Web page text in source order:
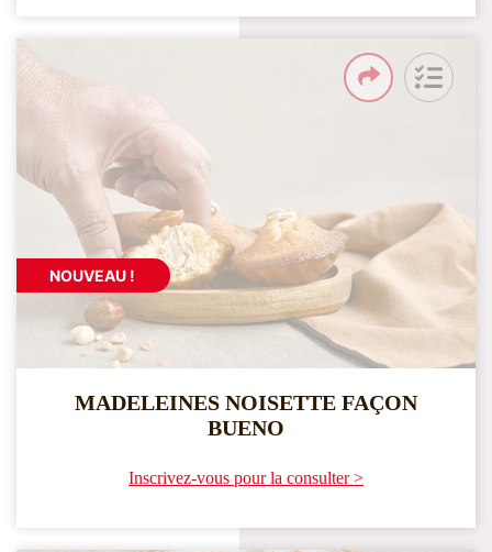
NOUVEAU !
MADELEINES NOISETTE FAÇON
BUENO
Inscrivez-vous pour la consulter >